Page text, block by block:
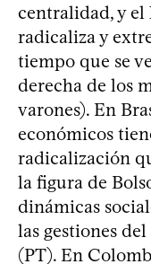
centralidad, y el
radicaliza y
tiempo que se
derecha de los
varones). En
económicos
radicalización
la figura de
dinámicas
las gestiones
(PT). En